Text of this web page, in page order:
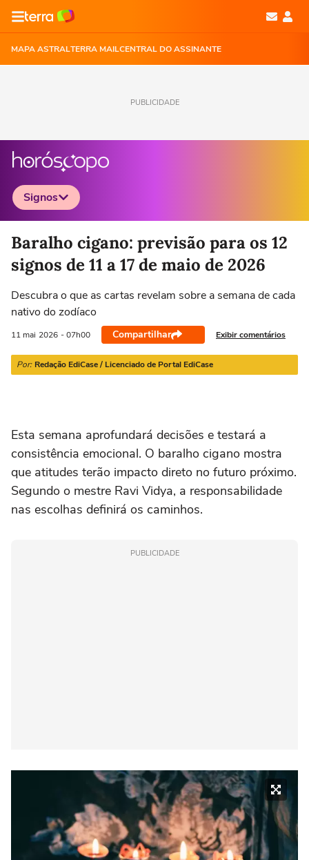
MAPA ASTRALTERRA MAILCENTRAL DO ASSINANTE
PUBLICIDADE
Signos
Selecione o signo para ver as notícias
Áries
21/03 a 20/04
Touro
21/04 a 20/05
Gêmeos Câncer
Baralho cigano: previsão para os 12
signos de 11 a 17 de maio de 2026
Descubra o que as cartas revelam sobre a semana de cada
nativo do zodíaco
11 mai 2026 - 07h00 Compartilhar Exibir comentários
Por: Redação EdiCase / Licenciado de Portal EdiCase
Esta semana aprofundará decisões e testará a
consistência emocional. O baralho cigano mostra
que atitudes terão impacto direto no futuro próximo.
Segundo o mestre Ravi Vidya, a responsabilidade
nas escolhas definirá os caminhos.
PUBLICIDADE